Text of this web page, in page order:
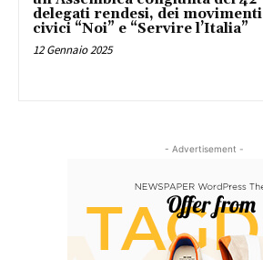
delegati rendesi, dei movimenti
civici “Noi” e “Servire l’Italia”
12 Gennaio 2025
- Advertisement -